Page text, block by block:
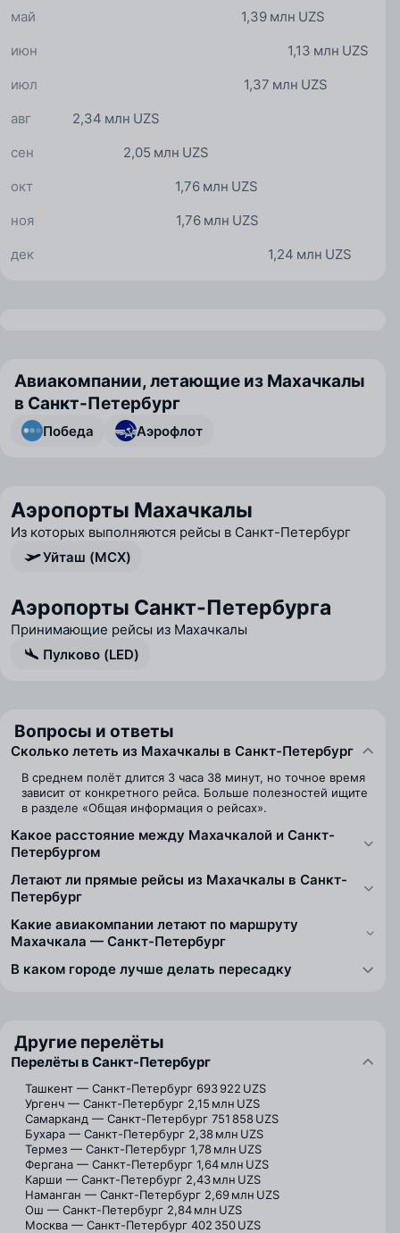
1,39 млн UZS
май
1,13 млн UZS
июн
1,37 млн UZS
июл
2,34 млн UZS
авг
2,05 млн UZS
сен
1,76 млн UZS
окт
1,76 млн UZS
ноя
1,24 млн UZS
дек
Авиакомпании, летающие из Махачкалы
в Санкт-Петербург
Победа Аэрофлот
Аэропорты Махачкалы
Из которых выполняются рейсы в Санкт-Петербург
Уйташ (MCX)
Аэропорты Санкт-Петербурга
Принимающие рейсы из Махачкалы
Пулково (LED)
Вопросы и ответы
Сколько лететь из Махачкалы в Санкт-Петербург
В среднем полёт длится 3 часа 38 минут, но точное время
зависит от конкретного рейса. Больше полезностей ищите
в разделе «Общая информация о рейсах».
Какое расстояние между Махачкалой и Санкт-
Петербургом
Летают ли прямые рейсы из Махачкалы в Санкт-
Петербург
Какие авиакомпании летают по маршруту
Махачкала — Санкт-Петербург
В каком городе лучше делать пересадку
Другие перелёты
Перелёты в Санкт-Петербург
Ташкент — Санкт-Петербург 693 922 UZS
Ургенч — Санкт-Петербург 2,15 млн UZS
Самарканд — Санкт-Петербург 751 858 UZS
Бухара — Санкт-Петербург 2,38 млн UZS
Термез — Санкт-Петербург 1,78 млн UZS
Фергана — Санкт-Петербург 1,64 млн UZS
Карши — Санкт-Петербург 2,43 млн UZS
Наманган — Санкт-Петербург 2,69 млн UZS
Ош — Санкт-Петербург 2,84 млн UZS
Москва — Санкт-Петербург 402 350 UZS